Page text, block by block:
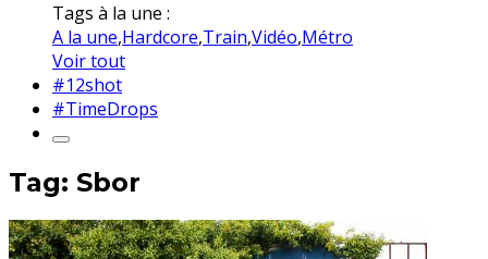
Tags à la une :
A la une,Hardcore,Train,Vidéo,Métro
Voir tout
#12shot
#TimeDrops
Tag: Sbor